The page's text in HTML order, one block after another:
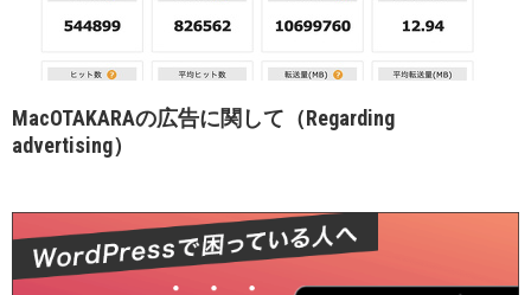
MacOTAKARAの広告に関して（Regarding
advertising）